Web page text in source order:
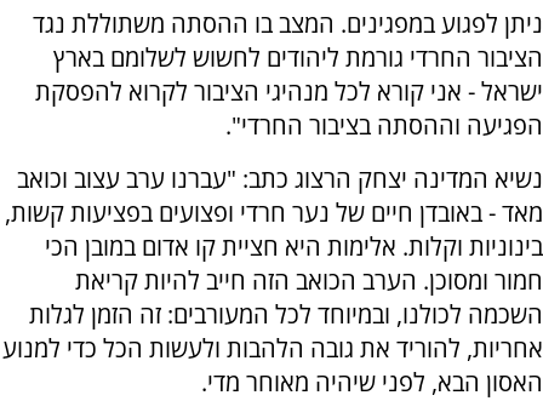
ניתן לפגוע במפגינים. המצב בו ההסתה משתוללת נגד
הציבור החרדי גורמת ליהודים לחשוש לשלומם בארץ
ישראל - אני קורא לכל מנהיגי הציבור לקרוא להפסקת
הפגיעה וההסתה בציבור החרדי".
נשיא המדינה יצחק הרצוג כתב: "עברנו ערב עצוב וכואב
מאד - באובדן חיים של נער חרדי ופצועים בפציעות קשות,
בינוניות וקלות. אלימות היא חציית קו אדום במובן הכי
חמור ומסוכן. הערב הכואב הזה חייב להיות קריאת
השכמה לכולנו, ובמיוחד לכל המעורבים: זה הזמן לגלות
אחריות, להוריד את גובה הלהבות ולעשות הכל כדי למנוע
האסון הבא, לפני שיהיה מאוחר מדי.